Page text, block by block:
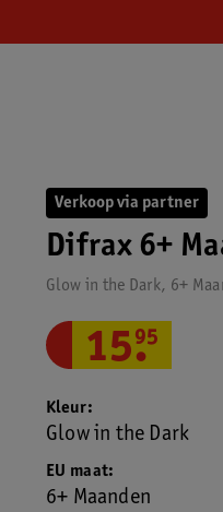
Verkoop via partner
Difrax 6+
Glow in the Dark, 6+
15.
95
EU maat
6+ Maanden
Kleur
Glow in the Dark